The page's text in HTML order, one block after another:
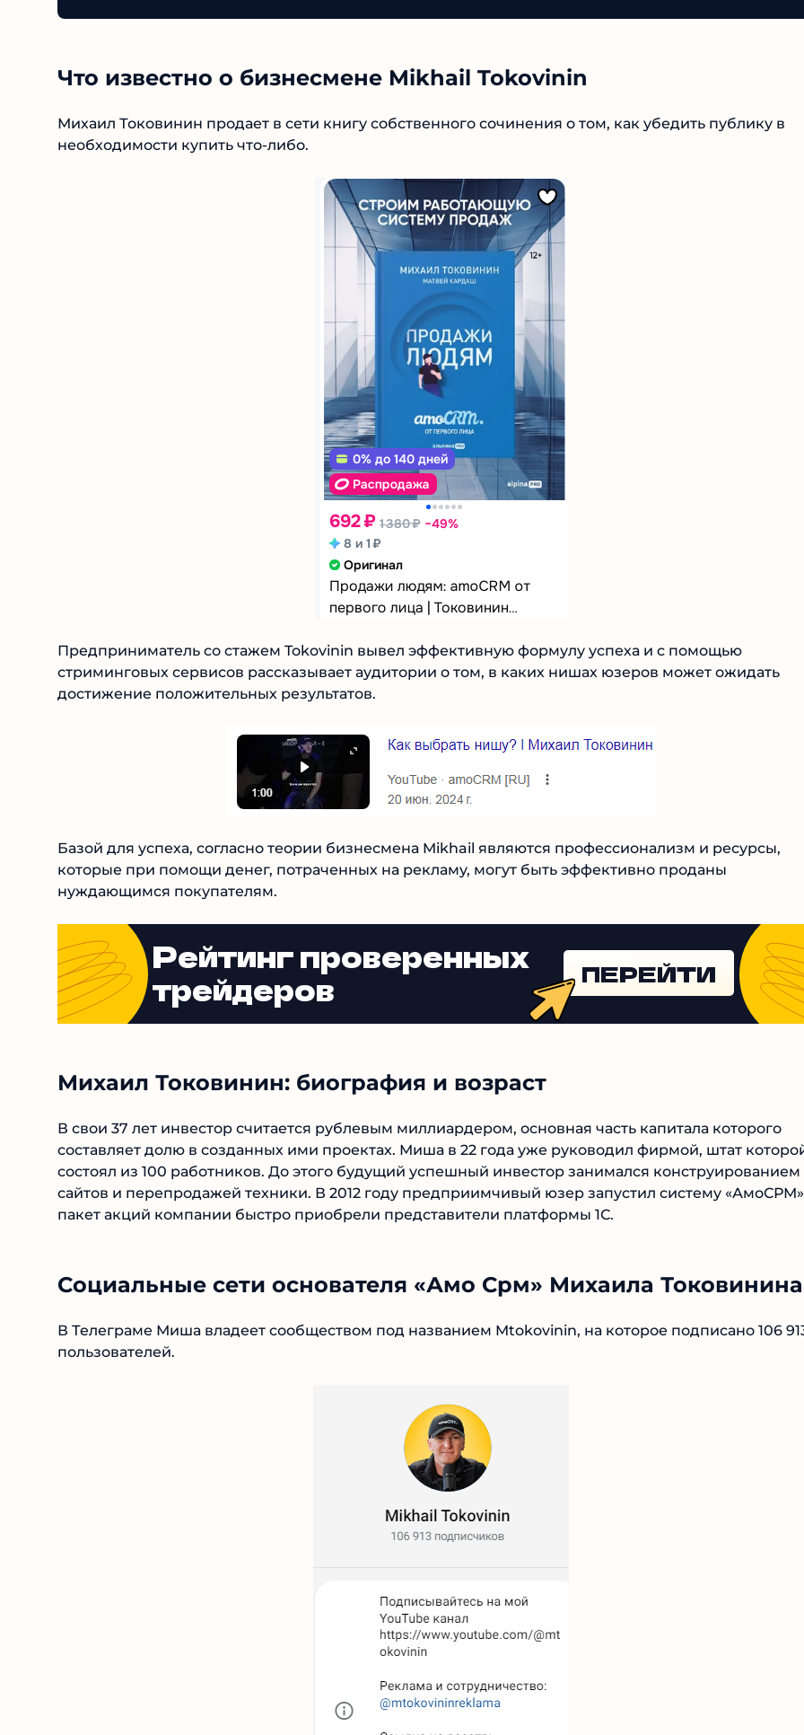
Что известно о бизнесмене Mikhail Tokovinin
Михаил Токовинин продает в сети книгу собственного сочинения о том, как убедить публику в
необходимости купить что-либо.
Предприниматель со стажем Tokovinin вывел эффективную формулу успеха и с помощью
стриминговых сервисов рассказывает аудитории о том, в каких нишах юзеров может ожидать
достижение положительных результатов.
Базой для успеха, согласно теории бизнесмена Mikhail являются профессионализм и ресурсы,
которые при помощи денег, потраченных на рекламу, могут быть эффективно проданы
нуждающимся покупателям.
Рейтинг проверенных
трейдеров
ПЕРЕЙТИ
Михаил Токовинин: биография и возраст
В свои 37 лет инвестор считается рублевым миллиардером, основная часть капитала которого
составляет долю в созданных ими проектах. Миша в 22 года уже руководил фирмой, штат
состоял из 100 работников. До этого будущий успешный инвестор занимался конструированием
сайтов и перепродажей техники. В 2012 году предприимчивый юзер запустил систему
пакет акций компании быстро приобрели представители платформы 1С.
Социальные сети основателя «Амо Срм» Михаила Токовинина
В Телеграме Миша владеет сообществом под названием Mtokovinin, на которое подписано 106
пользователей.